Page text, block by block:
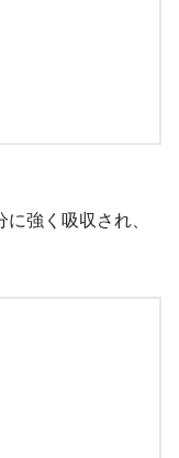
強く吸収され、